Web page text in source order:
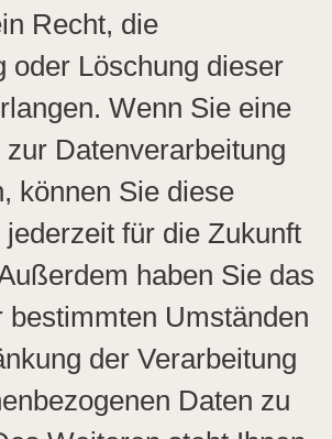
Recht, die
oder Löschung dieser
Wenn Sie eine
Datenverarbeitung
können Sie diese
für die Zukunft
haben Sie das
bestimmten Umständen
der Verarbeitung
Daten zu